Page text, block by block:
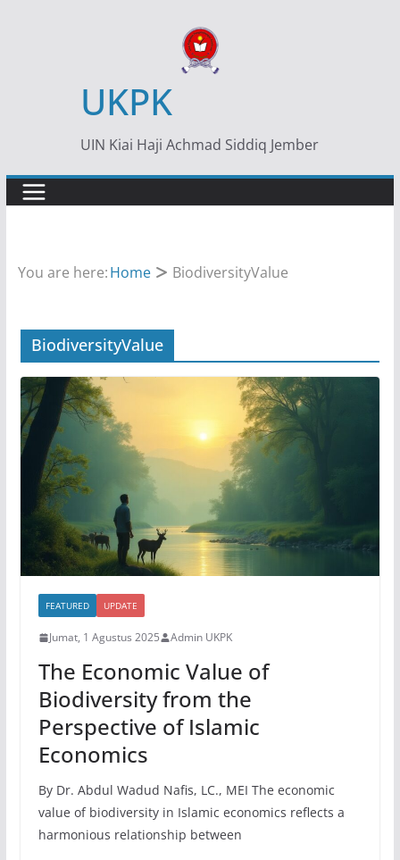
UKPK
UIN Kiai Haji Achmad Siddiq Jember
You are here:Home BiodiversityValue
BiodiversityValue
FEATURED UPDATE
Jumat, 1 Agustus 2025 Admin UKPK
The Economic Value of
Biodiversity from the
Perspective of Islamic
Economics
By Dr. Abdul Wadud Nafis, LC., MEI The economic
value of biodiversity in Islamic economics reflects a
harmonious relationship between